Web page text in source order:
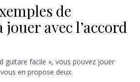
de
avec l’accord
guitare facile », vous pouvez jouer
en propose deux.